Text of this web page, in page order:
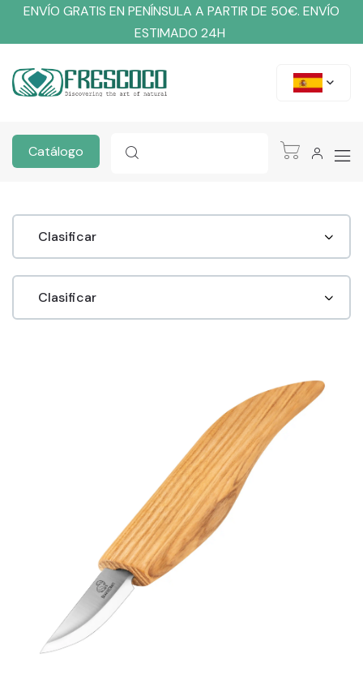
ENVÍO GRATIS EN PENÍNSULA A PARTIR DE 50€. ENVÍO
ESTIMADO 24H
Catálogo